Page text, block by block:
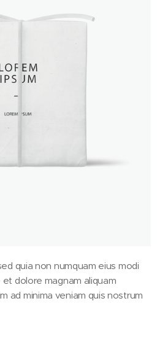
quia non numquam eius modi
dolore magnam aliquam
ad minima veniam quis nostrum